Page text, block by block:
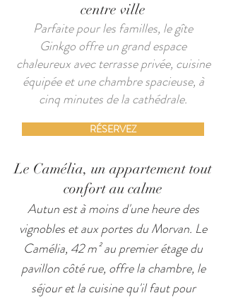
centre ville
Parfaite pour les familles, le gîte
Ginkgo offre un grand espace
chaleureux avec terrasse privée, cuisine
équipée et une chambre spacieuse, à
cinq minutes de la cathédrale.
RÉSERVEZ
Le Camélia, un appartement tout
confort au calme
Autun est à moins d'une heure des
vignobles et aux portes du Morvan. Le
Camélia, 42 m² au premier étage du
pavillon côté rue, offre la chambre, le
séjour et la cuisine qu'il faut pour